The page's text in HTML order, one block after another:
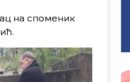
на споменик